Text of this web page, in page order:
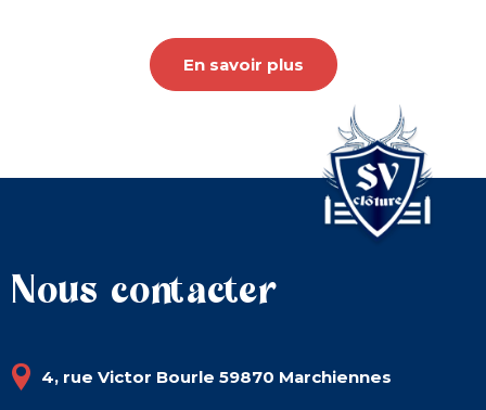
En savoir plus
Nous contacter
4, rue Victor Bourle 59870 Marchiennes